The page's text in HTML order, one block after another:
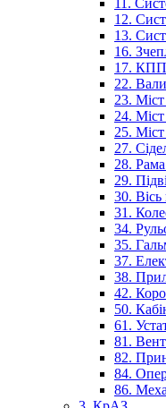
11.
12.
13.
16.
17.
22.
23.
24.
25.
27.
28.
29.
30.
31.
34.
35.
37.
38.
42.
50.
61.
81.
82.
84.
86.